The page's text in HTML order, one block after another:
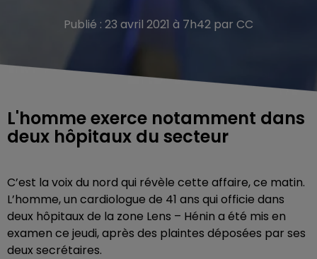
Publié : 23 avril 2021 à 7h42 par CC
L'homme exerce notamment dans
deux hôpitaux du secteur
C’est la voix du nord qui révèle cette affaire, ce matin.
L’homme, un cardiologue de 41 ans qui officie dans
deux hôpitaux de la zone Lens – Hénin a été mis en
examen ce jeudi, après des plaintes déposées par ses
deux secrétaires.